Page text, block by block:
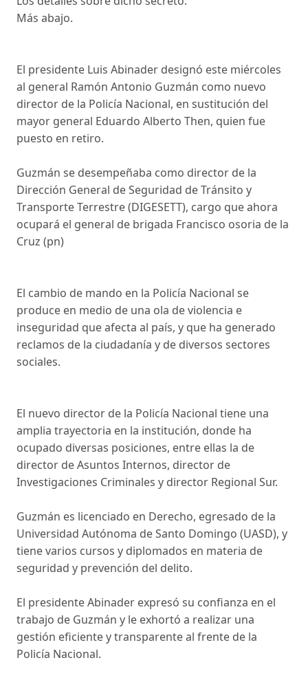
Más abajo.
El presidente Luis Abinader designó este miércoles
al general Ramón Antonio Guzmán como nuevo
director de la Policía Nacional, en sustitución del
mayor general Eduardo Alberto Then, quien fue
puesto en retiro.
Guzmán se desempeñaba como director de la
Dirección General de Seguridad de Tránsito y
Transporte Terrestre (DIGESETT), cargo que ahora
ocupará el general de brigada Francisco osoria de la
Cruz (pn)
El cambio de mando en la Policía Nacional se
produce en medio de una ola de violencia e
inseguridad que afecta al país, y que ha generado
reclamos de la ciudadanía y de diversos sectores
sociales.
El nuevo director de la Policía Nacional tiene una
amplia trayectoria en la institución, donde ha
ocupado diversas posiciones, entre ellas la de
director de Asuntos Internos, director de
Investigaciones Criminales y director Regional Sur.
Guzmán es licenciado en Derecho, egresado de la
Universidad Autónoma de Santo Domingo (UASD), y
tiene varios cursos y diplomados en materia de
seguridad y prevención del delito.
El presidente Abinader expresó su confianza en el
trabajo de Guzmán y le exhortó a realizar una
gestión eficiente y transparente al frente de la
Policía Nacional.